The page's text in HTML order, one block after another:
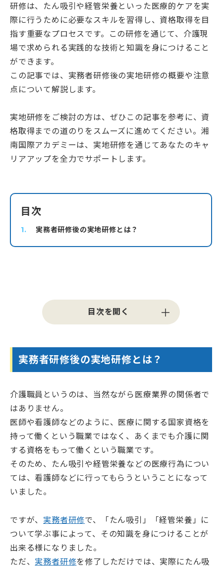
職業訓練・行政委託事業
資料請求
ご希望講座の資料を無料でお届け
お電話でのお申し込み
0120-961-190
9:00〜18:00（年末年始を除く）
研修は、たん吸引や経管栄養といった医療的ケアを実
際に行うために必要なスキルを習得し、資格取得を目
指す重要なプロセスです。この研修を通じて、介護現
場で求められる実践的な技術と知識を身につけること
ができます。
この記事では、実務者研修後の実地研修の概要や注意
点について解説します。
実地研修をご検討の方は、ぜひこの記事を参考に、資
格取得までの道のりをスムーズに進めてください。湘
南国際アカデミーは、実地研修を通じてあなたのキャ
リアアップを全力でサポートします。
目次
実務者研修後の実地研修とは？
実務者研修後の実地研修とは？
介護職員というのは、当然ながら医療業界の関係者で
はありません。
医師や看護師などのように、医療に関する国家資格を
持って働くという職業ではなく、あくまでも介護に関
する資格をもって働くという職業です。
そのため、たん吸引や経管栄養などの医療行為につい
ては、看護師などに行ってもらうということになって
いました。
ですが、 実務者研修で、「たん吸引」「経管栄養」に
ついて学ぶ事によって、その知識を身につけることが
出来る様になりました。
ただ、 実務者研修を修了しただけでは、実際にたん吸